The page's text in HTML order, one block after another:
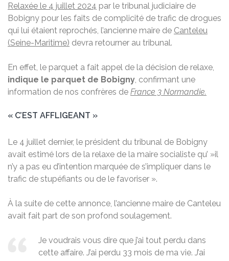
Relaxée le 4 juillet 2024 par le tribunal judiciaire de
Bobigny pour les faits de complicité de trafic de drogues
qui lui étaient reprochés, l’ancienne maire de Canteleu
(Seine-Maritime) devra retourner au tribunal.
En effet, le parquet a fait appel de la décision de relaxe,
indique le parquet de Bobigny, confirmant une
information de nos confrères de France 3 Normandie.
« C’EST AFFLIGEANT »
Le 4 juillet dernier, le président du tribunal de Bobigny
avait estimé lors de la relaxe de la maire socialiste qu’ »il
n’y a pas eu d’intention marquée de s’impliquer dans le
trafic de stupéfiants ou de le favoriser ».
À la suite de cette annonce, l’ancienne maire de Canteleu
avait fait part de son profond soulagement.
Je voudrais vous dire que j’ai tout perdu dans
cette affaire. J’ai perdu 33 mois de ma vie. J’ai